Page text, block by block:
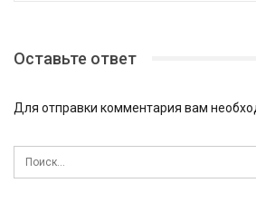
Оставьте ответ
Для отправки комментария вам